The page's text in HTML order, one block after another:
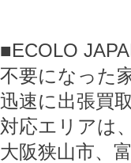
■ECOLO
不要になった
迅速に出張買
対応エリアは、
大阪狭山市、